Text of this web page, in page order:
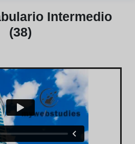
Intermedio
(38)